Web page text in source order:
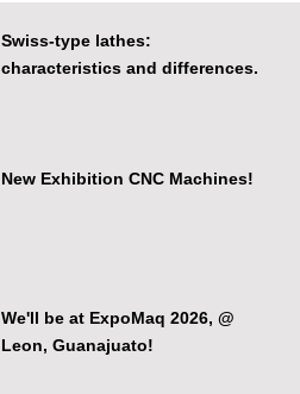
Swiss-type lathes:
characteristics and differences.
New Exhibition CNC Machines!
We'll be at ExpoMaq 2026, @
Leon, Guanajuato!